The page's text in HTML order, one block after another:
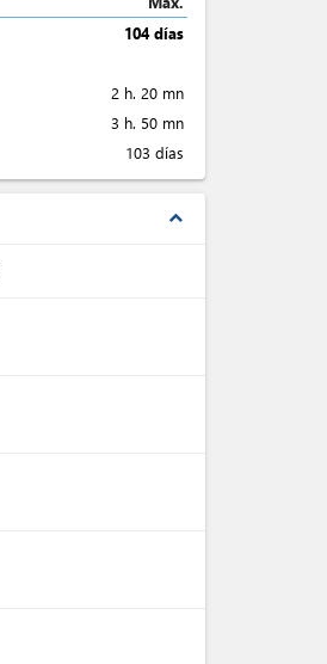
104 días
2 h. 20 mn
3 h. 50 mn
103 días
expand_less